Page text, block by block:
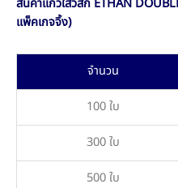
สินค้าแก้วใสวิสกี้ ETHAN
แพ็คเกจจิ้ง)
จำนวน
100 ใบ
300 ใบ
500 ใบ